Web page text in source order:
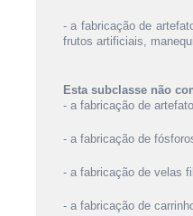
- a fabricação de
frutos artificiais,
Esta subclasse não
- a fabricação de
- a fabricação de
- a fabricação de velas
- a fabricação de